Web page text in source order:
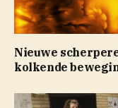
Nieuwe
kolkende